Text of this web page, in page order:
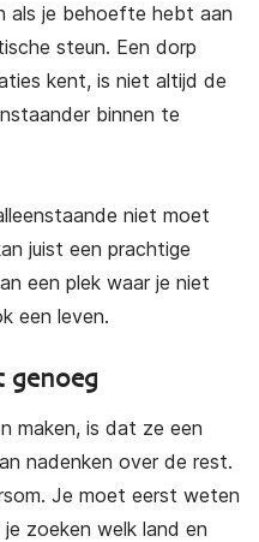
als je behoefte hebt aan
steun. Een dorp
kent, is niet altijd de
binnen te
niet moet
juist een prachtige
een plek waar je niet
een leven.
genoeg
maken, is dat ze een
nadenken over de rest.
Je moet eerst weten
zoeken welk land en